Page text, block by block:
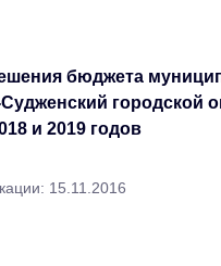
бюджета
городской
и 2019 годов
15.11.2016